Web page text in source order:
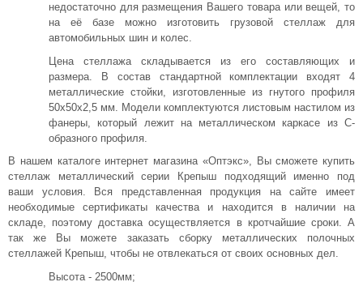
недостаточно для размещения Вашего товара или вещей, то
на её базе можно изготовить грузовой стеллаж для
автомобильных шин и колес.
Цена стеллажа складывается из его составляющих и
размера. В состав стандартной комплектации входят 4
металлические стойки, изготовленные из гнутого профиля
50х50х2,5 мм. Модели комплектуются листовым настилом из
фанеры, который лежит на металлическом каркасе из С-
образного профиля.
В нашем каталоге интернет магазина «Оптэкс», Вы сможете купить
стеллаж металлический серии Крепыш подходящий именно под
ваши условия. Вся представленная продукция на сайте имеет
необходимые сертификаты качества и находится в наличии на
складе, поэтому доставка осуществляется в кротчайшие сроки. А
так же Вы можете заказать сборку металлических полочных
стеллажей Крепыш, чтобы не отвлекаться от своих основных дел.
Высота - 2500мм;